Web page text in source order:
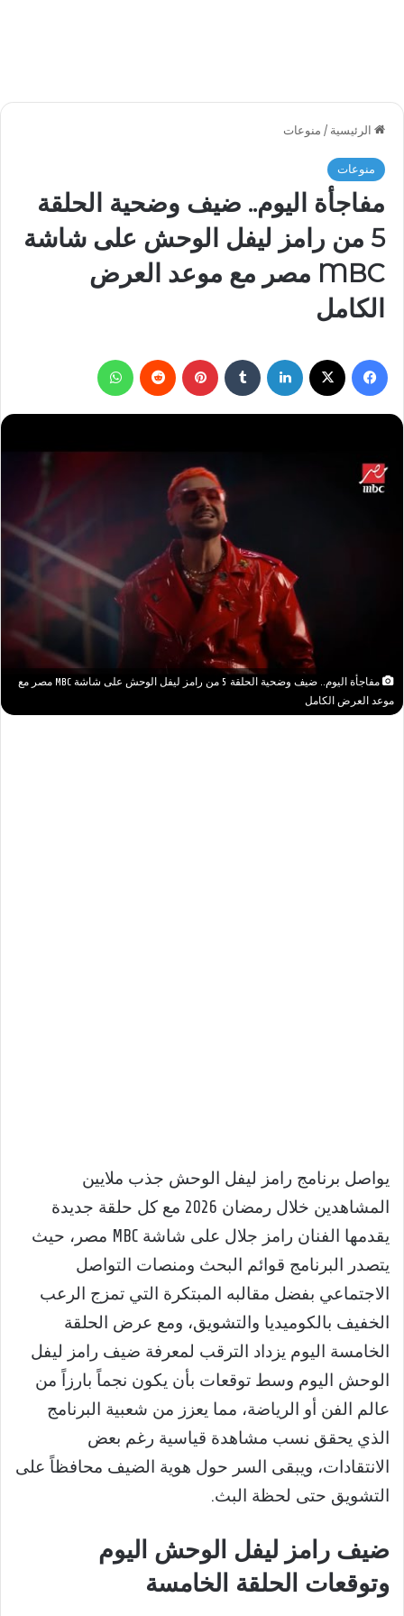
الرئيسية / منوعات
منوعات
مفاجأة اليوم.. ضيف وضحية الحلقة
5 من رامز ليفل الوحش على شاشة
MBC مصر مع موعد العرض
الكامل
فيسبوك لينكدإن بينتيريست
مفاجأة اليوم.. ضيف وضحية الحلقة 5 من رامز ليفل الوحش على شاشة MBC مصر مع
موعد العرض الكامل
يواصل برنامج رامز ليفل الوحش جذب ملايين
المشاهدين خلال رمضان 2026 مع كل حلقة جديدة
يقدمها الفنان رامز جلال على شاشة MBC مصر، حيث
يتصدر البرنامج قوائم البحث ومنصات التواصل
الاجتماعي بفضل مقالبه المبتكرة التي تمزج الرعب
الخفيف بالكوميديا والتشويق، ومع عرض الحلقة
الخامسة اليوم يزداد الترقب لمعرفة ضيف رامز ليفل
الوحش اليوم وسط توقعات بأن يكون نجماً بارزاً من
عالم الفن أو الرياضة، مما يعزز من شعبية البرنامج
الذي يحقق نسب مشاهدة قياسية رغم بعض
الانتقادات، ويبقى السر حول هوية الضيف محافظاً على
التشويق حتى لحظة البث.
ضيف رامز ليفل الوحش اليوم
وتوقعات الحلقة الخامسة